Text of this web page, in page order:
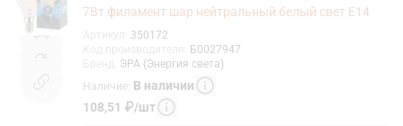
7Вт филамент шар нейтральный белый свет Е14
350172
Б0027947
ЭРА (Энергия света)
Наличие: В наличии
108,51 ₽/шт